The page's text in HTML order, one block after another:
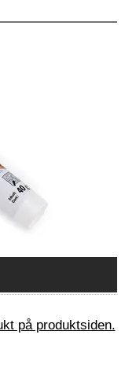
på produktsiden.